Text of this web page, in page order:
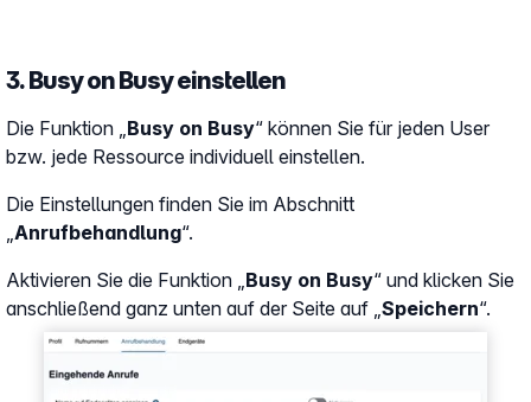
3. Busy on Busy einstellen
Show larger version
Die Funktion „Busy on Busy“ können Sie für jeden User
bzw. jede Ressource individuell einstellen.
Die Einstellungen finden Sie im Abschnitt
„Anrufbehandlung“.
Aktivieren Sie die Funktion „Busy on Busy“ und klicken Sie
anschließend ganz unten auf der Seite auf „Speichern“.